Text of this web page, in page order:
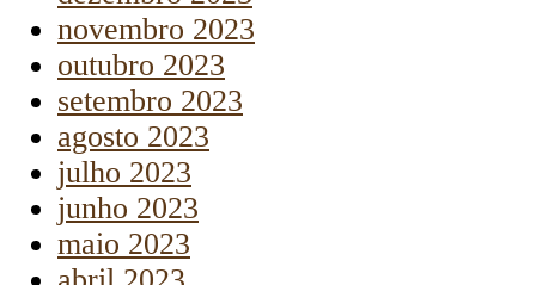
novembro 2023
outubro 2023
setembro 2023
agosto 2023
julho 2023
junho 2023
maio 2023